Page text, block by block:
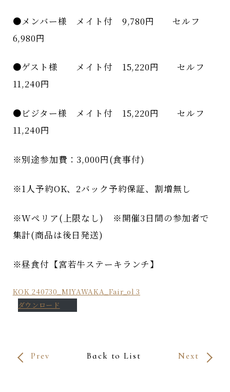
●メンバー様 メイト付 9,780円 セルフ
6,980円
●ゲスト様 メイト付 15,220円 セルフ
11,240円
●ビジター様 メイト付 15,220円 セルフ
11,240円
※別途参加費：3,000円(食事付)
※1人予約OK、2バック予約保証、割増無し
※Wぺリア(上限なし) ※開催3日間の参加者で
集計(商品は後日発送)
※昼食付【宮若牛ステーキランチ】
KOK 240730_MIYAWAKA_Fair_ol 3
ダウンロード
Prev Back to List Next